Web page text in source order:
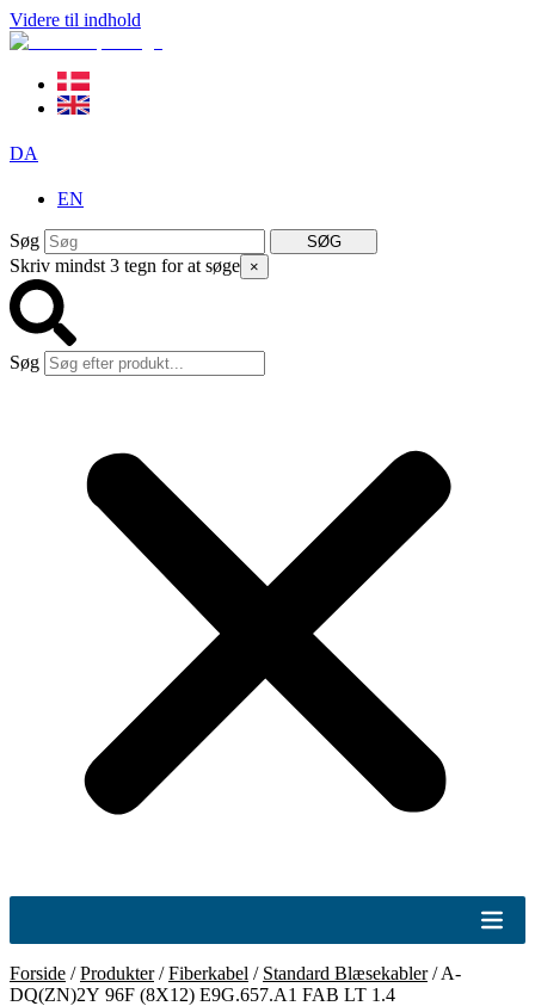
Videre til indhold
DA
EN
Søg SØG
Skriv mindst 3 tegn for at søge ×
Søg
Forside /Produkter/Fiberkabel / Standard Blæsekabler/A-
DQ(ZN)2Y 96F (8X12) E9G.657.A1 FAB LT 1.4